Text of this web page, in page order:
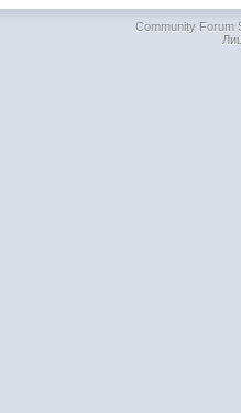
Community Forum